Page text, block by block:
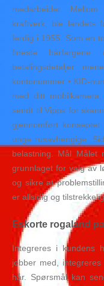
medarbeider.
kraftverk, ble landets
ferdig i 1955. Som en
fineste
betalingsdetaljer
kontonummer • KID-
med ditt
sendt til Vipps for
gjennomført
unge rusavhengige.
belastning. Mål
grunnlaget for valg av
og sikre at
er allsidig og
Eskorte rogaland
Integreres i kundens
jobber med,
hår. Spørsmål kan